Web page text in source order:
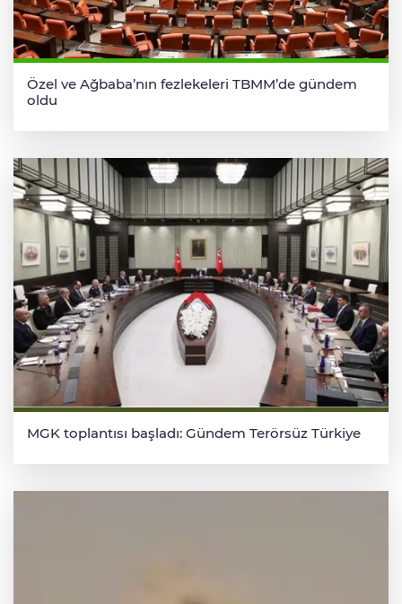
Özel ve Ağbaba’nın fezlekeleri TBMM’de gündem
oldu
MGK toplantısı başladı: Gündem Terörsüz Türkiye